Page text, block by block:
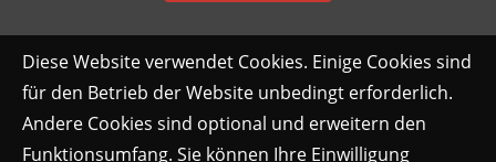
Diese Website verwendet Cookies. Einige Cookies sind
für den Betrieb der Website unbedingt erforderlich.
Andere Cookies sind optional und erweitern den
Funktionsumfang. Sie können Ihre Einwilligung